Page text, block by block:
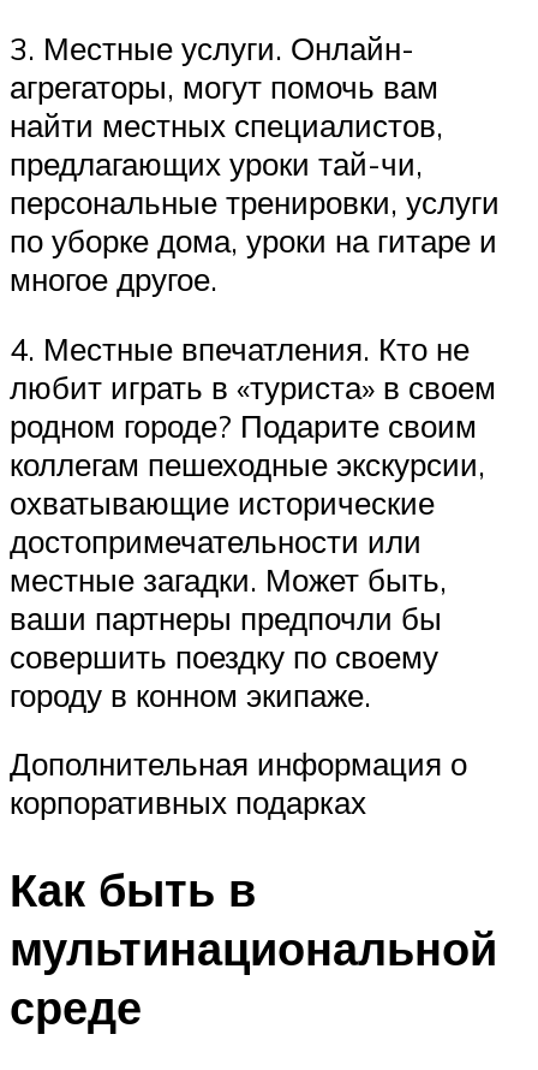
3. Местные услуги. Онлайн-
агрегаторы, могут помочь вам
найти местных специалистов,
предлагающих уроки тай-чи,
персональные тренировки, услуги
по уборке дома, уроки на гитаре и
многое другое.
4. Местные впечатления. Кто не
любит играть в «туриста» в своем
родном городе? Подарите своим
коллегам пешеходные экскурсии,
охватывающие исторические
достопримечательности или
местные загадки. Может быть,
ваши партнеры предпочли бы
совершить поездку по своему
городу в конном экипаже.
Дополнительная информация о
корпоративных подарках
Как быть в
мультинациональной
среде